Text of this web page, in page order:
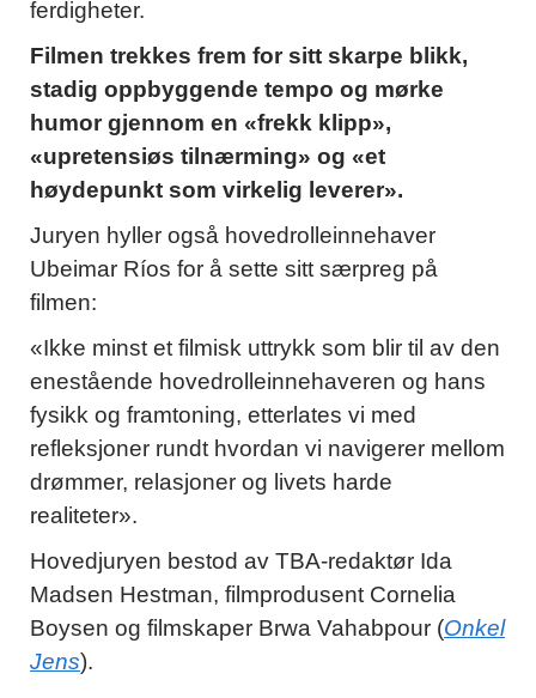
ferdigheter.
Filmen trekkes frem for sitt skarpe blikk,
stadig oppbyggende tempo og mørke
humor gjennom en «frekk klipp»,
«upretensiøs tilnærming» og «et
høydepunkt som virkelig leverer».
Juryen hyller også hovedrolleinnehaver
Ubeimar Ríos for å sette sitt særpreg på
filmen:
«Ikke minst et filmisk uttrykk som blir til av den
enestående hovedrolleinnehaveren og hans
fysikk og framtoning, etterlates vi med
refleksjoner rundt hvordan vi navigerer mellom
drømmer, relasjoner og livets harde
realiteter».
Hovedjuryen bestod av TBA-redaktør Ida
Madsen Hestman, filmprodusent Cornelia
Boysen og filmskaper Brwa Vahabpour (Onkel
Jens).